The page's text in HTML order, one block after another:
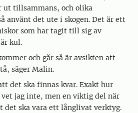
ut tillsammans, och olika
använt det ute i skogen. Det är ett
som har tagit till sig av
kul.
och går så är avsikten att
säger Malin.
det ska finnas kvar. Exakt hur
jag inte, men en viktig del när
det ska vara ett långlivat verktyg.